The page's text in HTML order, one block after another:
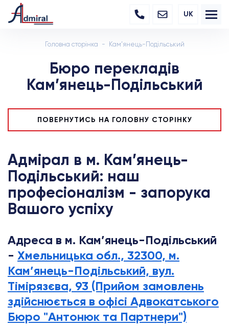
UK
Головна сторінка Кам’янець-Подільський
Бюро перекладів
Кам’янець-Подільський
ПОВЕРНУТИСЬ НА ГОЛОВНУ СТОРІНКУ
Адмірал в м. Кам’янець-
Подільський: наш
професіоналізм - запорука
Вашого успіху
Адреса в м. Кам’янець-Подільський
- Хмельницька обл., 32300, м.
Кам’янець-Подільський, вул.
Тімірязєва, 93 (Прийом замовлень
здійснюється в офісі Адвокатського
Бюро "Антонюк та Партнери")